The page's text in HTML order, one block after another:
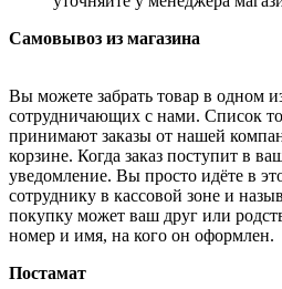
Самовывоз из магазина
Вы можете забрать товар в одном
сотрудничающих с нами. Список
принимают заказы от нашей
корзине. Когда заказ поступит в
уведомление. Вы просто идёте в
сотруднику в кассовой зоне и
покупку может ваш друг или
номер и имя, на кого он оформлен.
Постамат